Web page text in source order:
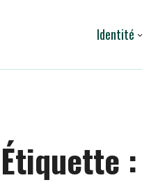
Identité
Étiquette :